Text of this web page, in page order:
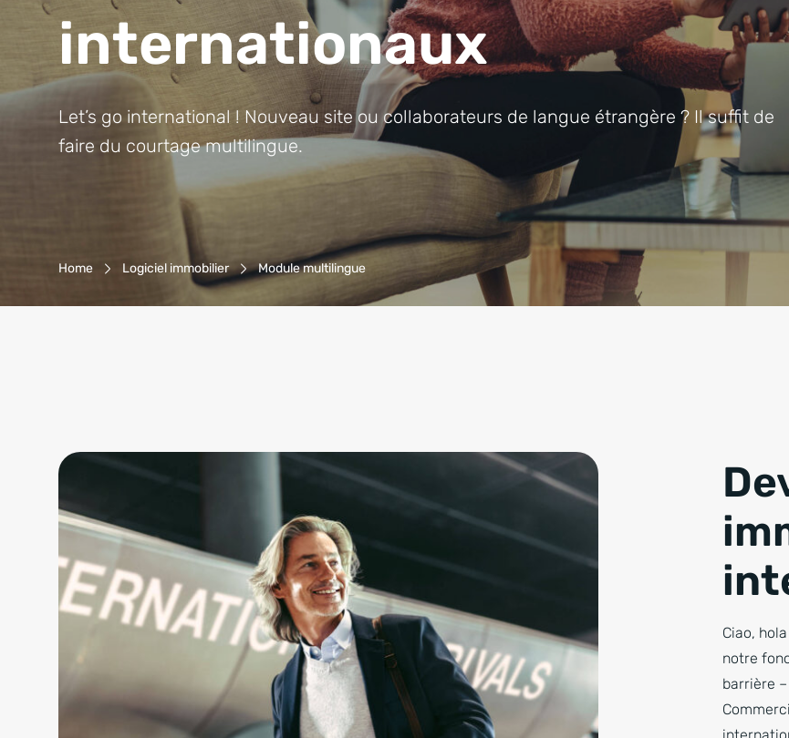
internationaux
Let’s go international ! Nouveau site ou collaborateurs de langue étrangère ? Il suffit de
faire du courtage multilingue.
Breadcrumb-Navigation
Home Logiciel immobilier Module multilingue
Ciao,
notre
barrière